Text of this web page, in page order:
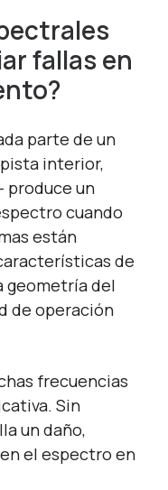
fallas en
?
parte de un
interior,
produce un
cuando
están
de
geometría del
de operación
frecuencias
Sin
un daño,
el espectro en